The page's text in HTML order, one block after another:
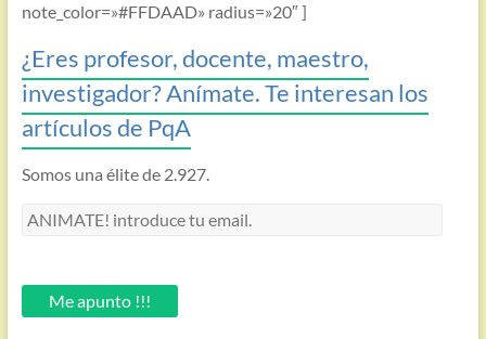
note_color=»#FFDAAD» radius=»20″ ]
¿Eres profesor, docente, maestro,
investigador? Anímate. Te interesan los
artículos de PqA
Somos una élite de 2.927.
ANIMATE!
email.Me apunto !!!